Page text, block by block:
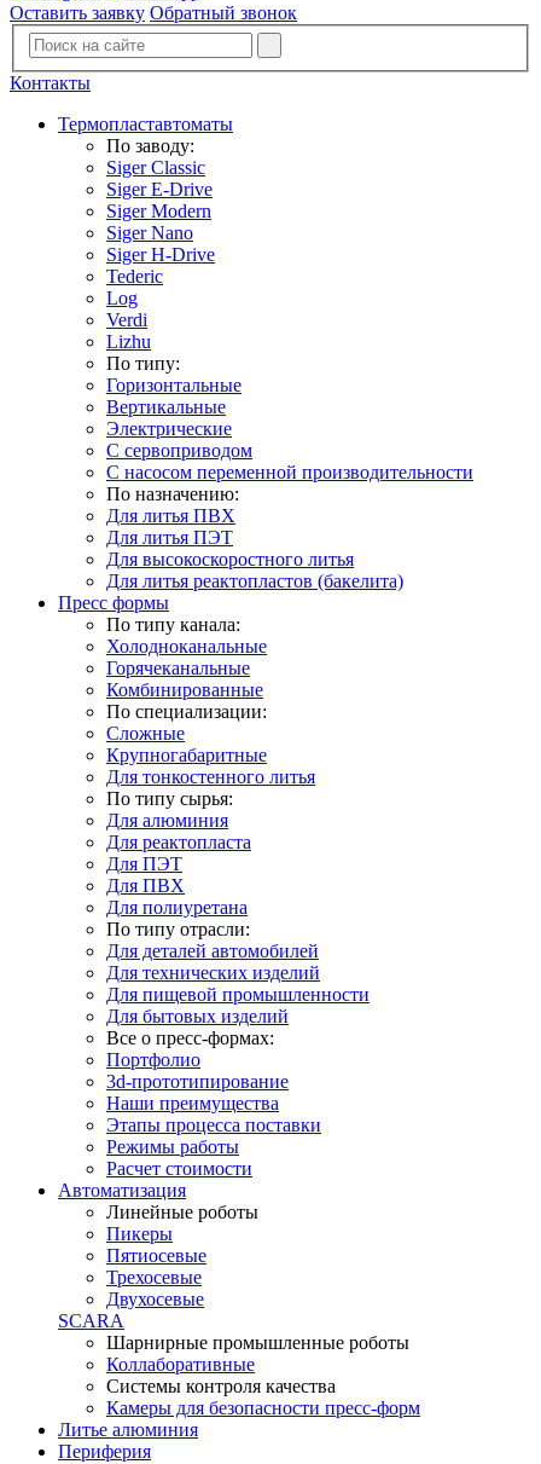
Оставить заявку Обратный звонок
Контакты
Термопластавтоматы
По заводу:
Siger Classic
Siger E-Drive
Siger Modern
Siger Nano
Siger H-Drive
Tederic
Log
Verdi
Lizhu
По типу:
Горизонтальные
Вертикальные
Электрические
С сервоприводом
С насосом переменной производительности
По назначению:
Для литья ПВХ
Для литья ПЭТ
Для высокоскоростного литья
Для литья реактопластов (бакелита)
Пресс формы
По типу канала:
Холодноканальные
Горячеканальные
Комбинированные
По специализации:
Сложные
Крупногабаритные
Для тонкостенного литья
По типу сырья:
Для алюминия
Для реактопласта
Для ПЭТ
Для ПВХ
Для полиуретана
По типу отрасли:
Для деталей автомобилей
Для технических изделий
Для пищевой промышленности
Для бытовых изделий
Все о пресс-формах:
Портфолио
3d-прототипирование
Наши преимущества
Этапы процесса поставки
Режимы работы
Расчет стоимости
Автоматизация
Линейные роботы
Пикеры
Пятиосевые
Трехосевые
Двухосевые
SCARA
Шарнирные промышленные роботы
Коллаборативные
Системы контроля качества
Камеры для безопасности пресс-форм
Литье алюминия
Периферия